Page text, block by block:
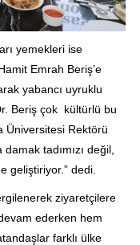
yemekleri ise
Emrah Beriş’e
yabancı uyruklu
Beriş çok kültürlü bu
Üniversitesi Rektörü
tadımızı değil,
geliştiriyor.” dedi.
ziyaretçilere
ederken hem
farklı ülke